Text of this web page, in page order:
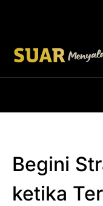
Begini
ketika